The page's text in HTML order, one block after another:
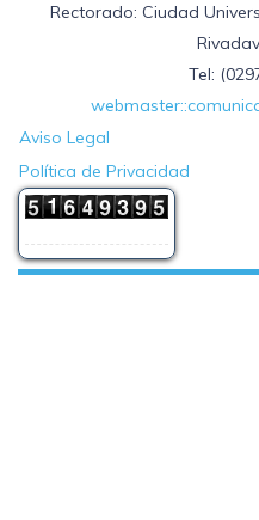
Rectorado: Ciudad
Tel:
Aviso Legal
Política de Privacidad